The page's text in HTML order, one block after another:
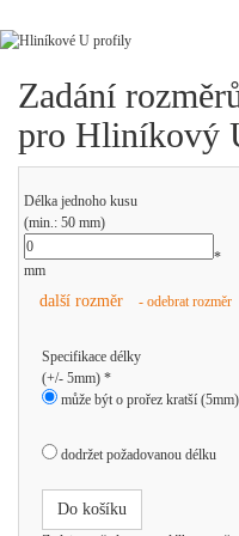
Zadání
pro Hliníkový
Délka jednoho kusu
(min.: 50 mm)
mm
*
další rozměr - odebrat rozměr
Specifikace délky
(+/- 5mm) *
může být o prořez kratší (5mm)
dodržet požadovanou délku
Do košíku